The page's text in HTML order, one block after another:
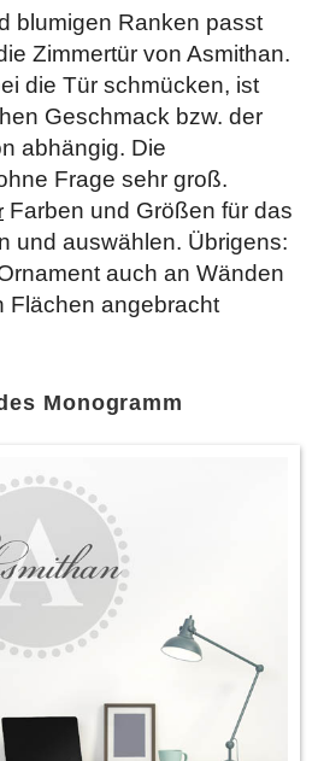
blumigen Ranken passt
Zimmertür von Asmithan.
die Tür schmücken, ist
Geschmack bzw. der
abhängig. Die
Frage sehr groß.
Farben und Größen für das
und auswählen. Übrigens:
auch an Wänden
Flächen angebracht
Monogramm